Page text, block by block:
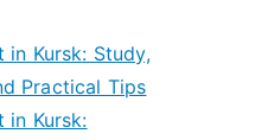
in Kursk: Study,
Practical Tips
in Kursk: